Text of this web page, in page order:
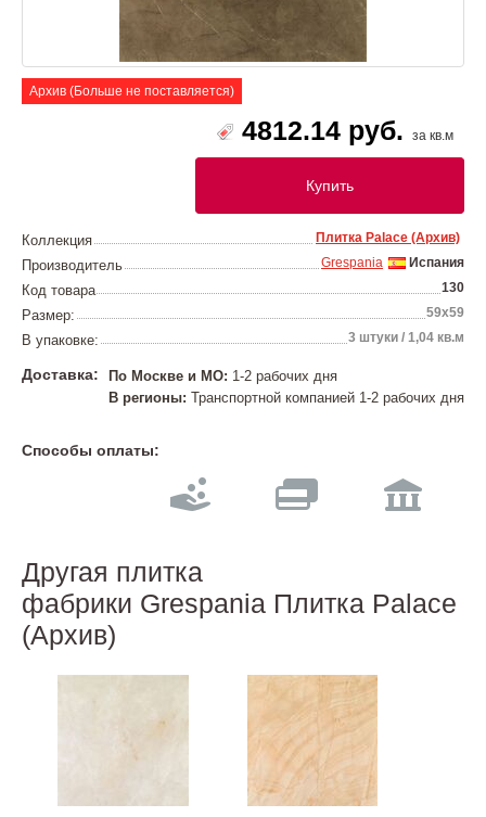
Архив (Больше не поставляется)
4812.14 руб. за кв.м
Купить
Коллекция Плитка Palace (Архив)
Производитель Испания
Grespania
Код товара 130
Размер: 59x59
В упаковке: 3 штуки / 1,04 кв.м
Доставка: По Москве и МО: 1-2 рабочих дня
В регионы: Транспортной компанией 1-2 рабочих дня
Способы оплаты:
Другая плитка
фабрики Grespania Плитка Palace
(Архив)